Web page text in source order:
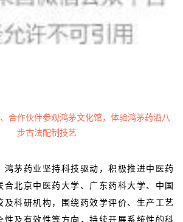
合作伙伴参观鸿茅文化馆，体验鸿茅药酒八
步古法配制技艺
鸿茅药业坚持科技驱动，积极推进中医药
合北京中医药大学、广东药科大学、中国
及科研机构，围绕 药效学评价、生产工艺
性及有效性等方向，持续开展系统性的科